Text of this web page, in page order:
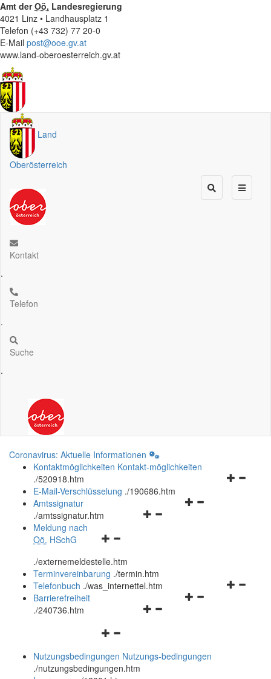
Amt derOö. Landesregierung
4021 Linz • Landhausplatz 1
Telefon (+43 732) 77 20-0
E-Mail post@ooe.gv.at
www.land-oberoesterreich.gv.at
Land
Oberösterreich
Kontakt
.
Telefon
.
Suche
.
Coronavirus: Aktuelle Informationen
Kontaktmöglichkeiten Kontakt-möglichkeiten
./520918.htm
Navigationsmenü
E-Mail-Verschlüsselung ./190686.htm
Navigationsmenü
Amtssignatur
./amtssignatur.htm
Navigationsmenü
und
schließen
Meldung nach
Oö. HSchG
./externemeldestelle.htm
Terminvereinbarung ./termin.htm
Navigationsmenü
Telefonbuch ./was_internettel.htm
Navigationsmenü
Barrierefreiheit
./240736.htm
Navigationsmenü
und
schließen
Nutzungsbedingungen Nutzungs-bedingungen
./nutzungsbedingungen.htm